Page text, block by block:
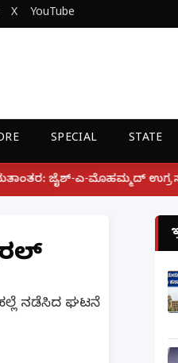
X YouTube
SPECIAL STATE
ಸಂಘಟನೆ ಜೊತೆ ಲಿಂಕ್
ನಡೆಸಿದ ಘಟನೆ